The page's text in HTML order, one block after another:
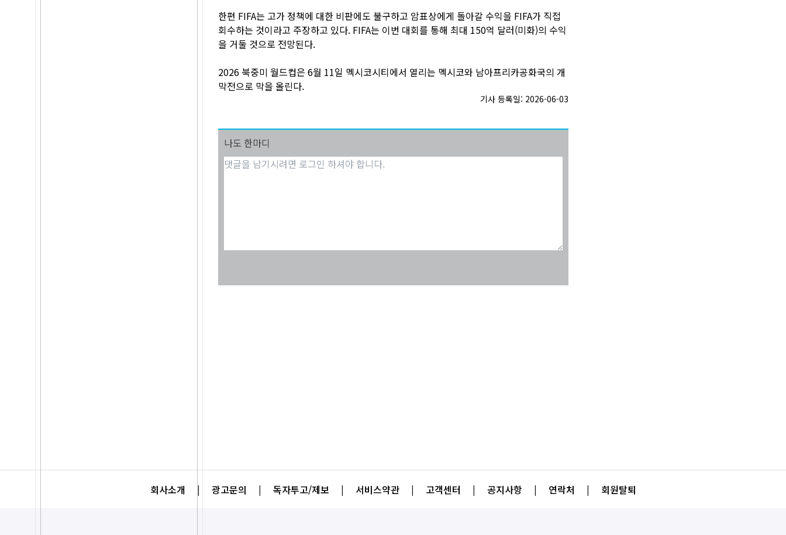
한편 FIFA는 고가 정책에 대한 비판에도 불구하고 암표상에게 돌아갈 수익을 FIFA가 직접
회수하는 것이라고 주장하고 있다. FIFA는 이번 대회를 통해 최대 150억 달러(미화)의 수익
을 거둘 것으로 전망된다.
2026 북중미 월드컵은 6월 11일 멕시코시티에서 열리는 멕시코와 남아프리카공화국의 개
막전으로 막을 올린다.
기사 등록일: 2026-06-03
나도 한마디
회사소개 | 광고문의 | 독자투고/제보 | 서비스약관 | 고객센터 | 공지사항 | 연락처 | 회원탈퇴